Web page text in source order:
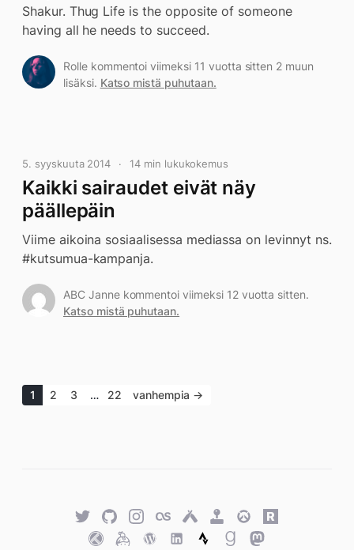
Shakur. Thug Life is the opposite of someone
having all he needs to succeed.
Rolle kommentoi viimeksi 11 vuotta sitten 2 muun
lisäksi. Katso mistä puhutaan.
5. syyskuuta 2014 14 min lukukokemus
Kaikki sairaudet eivät näy
päällepäin
Viime aikoina sosiaalisessa mediassa on levinnyt ns.
#kutsumua-kampanja.
ABC Janne kommentoi viimeksi 12 vuotta sitten.
Katso mistä puhutaan.
1 2 3 … 22 vanhempia →
TwitterGitHubTwitterLast.fmUntappd
Retro
Achievements
Overwatch
Rawg.io
TraktKeybaseWordPress
WordPress
StravaGoodreads
Mastodon